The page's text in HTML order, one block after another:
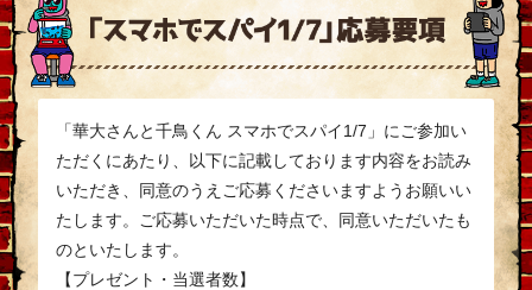
「華大さんと千鳥くん スマホでスパイ1/7」にご参加い
ただくにあたり、以下に記載しております内容をお読み
いただき、同意のうえご応募くださいますようお願いい
たします。ご応募いただいた時点で、同意いただいたも
のといたします。
【プレゼント・当選者数】